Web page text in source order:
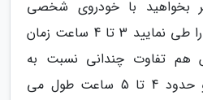
اگر بخواهید با خودروی شخصی
مسافت بین این دو شهر را طی نمایید 3 تا 4 ساعت زمان
هم تفاوت چندانی نسبت به
خودروی شخصی ندارد و حدود 4 تا 5 ساعت طول می